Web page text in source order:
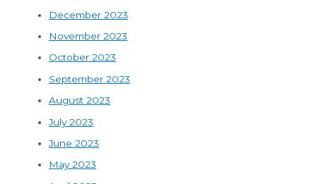
December 2023
November 2023
October 2023
September 2023
August 2023
July 2023
June 2023
May 2023